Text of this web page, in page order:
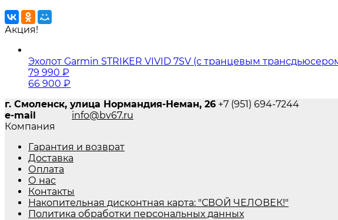
Акция!
Эхолот Garmin STRIKER VIVID 7SV (с транцевым
79 990 ₽
66 900 ₽
г. Смоленск, улица Нормандия-Неман, 26 +7 (951) 694-7244
e-mail
info@bv67.ru
Компания
Гарантия и возврат
Доставка
Оплата
О нас
Контакты
Накопительная дисконтная карта: "СВОЙ ЧЕЛОВЕК!"
Политика обработки персональных данных